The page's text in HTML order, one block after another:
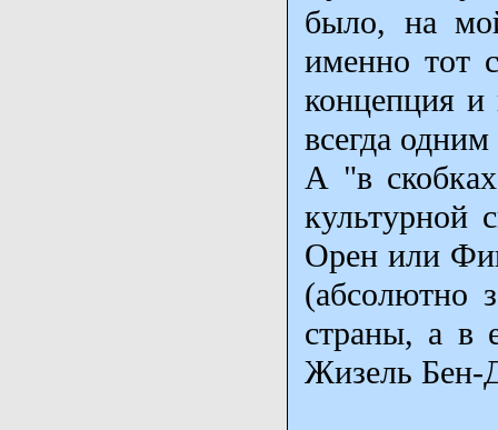
было, на
именно тот
концепция и
всегда
А "в
культурной
Орен или
(абсолютно
страны, а в
Жизель Бен-